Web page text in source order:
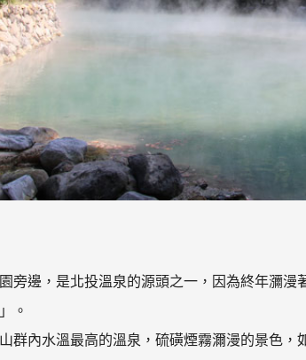
旁邊，是北投溫泉的源頭之一，因為終年瀰
。
群內水溫最高的溫泉，硫磺煙霧濔漫的景色